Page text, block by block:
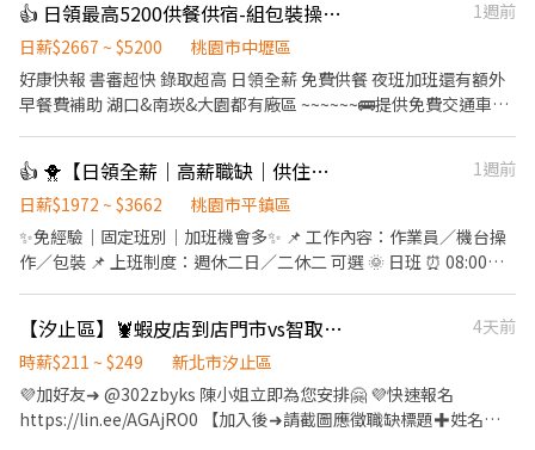
業十路 『班別自己選』選完就固定囉~~ ①《週休二日》 〃日班
08:00~17:15 $220/h 〃夜班 22:00~07:15 $250/h ②《做二休二》
〃日班07:00~19:00 $230/h 〃夜班19:00~07:00 $260/h 暫時滿額 ❌
無提供暑期打工❌無提供暑期打工 ﹌﹌﹌﹌﹌﹌﹌﹌﹌﹌﹌﹌﹌﹌
https://lin.ee/CcskdiH
👍 日領最高5200供餐供宿-組包裝操作機台
1週前
日薪$2667 ~ $5200
桃園市中壢區
好康快報 書審超快 錄取超高 日領全薪 免費供餐 夜班加班還有額外
早餐費補助 湖口&南崁&大園都有廠區 ~~~~~~🚌提供免費交通車🚌
08:00~17:30(可彈性加班2h) 中班 14:30~12:00 🌛夜班
20:00~05:30(可彈性加班2h) 薪資:60000~95000 工作內容： 組裝、
包裝、測試、操作機台 ☝️用餐方式:免費 ☝️休假說明:週休六日 #提供
住宿 #免費供餐 #蘆竹 #南崁 #大園 #免費交通車 #日領全薪 #高額週
👍 🐥【日領全薪｜高薪職缺｜供住宿｜平鎮】🐥
1週前
日薪$1972 ~ $3662
桃園市平鎮區
✨免經驗｜固定班別｜加班機會多✨ 📌 工作內容：作業員／機台操
作／包裝 📌 上班制度：週休二日／二休二 可選 🌞 日班 ⏰ 08:00－
二班日班 ⏰ 07:00－19:00（12H） 💰 時薪約 230 元 🌙二休二班夜
班 ⏰ 19:00－07:00（12H） 💰 時薪約 260 元 加班費另計，收入更
穩定！ 💰額外獎金最高4200 💰 ✅ 免經驗可 ✅ 可立即上工 ✅ 冷氣廠
房 ✅ 提供制服 ✅ 提供住宿 ✅ 穩定長期工作 #提供住宿 #平鎮 #中壢
#桃園 #八德 #日領全薪 #高額週領一萬 #轉他人帳戶 #現金 ⚡️⚡️⚡️名額
【汐止區】🦞蝦皮店到店門市vs智取人員⚡早晚班兼職首選⚡地點任選⚡錄取高GJ
4天前
時薪$211 ~ $249
新北市汐止區
💜加好友➜ @302zbyks 陳小姐立即為您安排🤗 💜快速報名
https://lin.ee/AGAjRO0 【加入後➜請截圖應徵職缺標題✚姓名✚